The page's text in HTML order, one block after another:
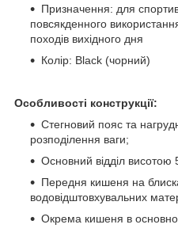
Призначення: для
повсякденного
походів вихідного дня
Колір: Black (чорний)
Особливості конструкції:
Стегновий пояс та
розподілення ваги;
Основний відділ висотою
Передня кишеня на
водовідштовхувальних
Окрема кишеня в